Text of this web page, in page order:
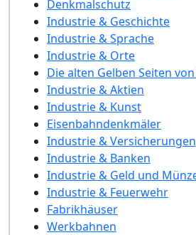
Denkmalschutz
Industrie & Geschichte
Industrie & Sprache
Industrie & Orte
Die alten Gelben Seiten
Industrie & Aktien
Industrie & Kunst
Eisenbahndenkmäler
Industrie & Versicherungen
Industrie & Banken
Industrie & Geld und
Industrie & Feuerwehr
Fabrikhäuser
Werkbahnen